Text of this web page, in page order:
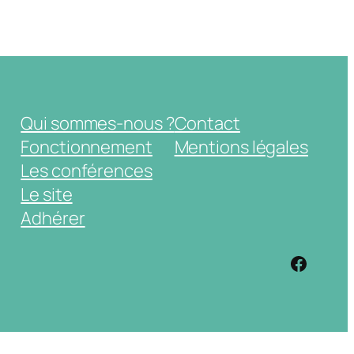
Qui sommes-nous ?
Fonctionnement
Les conférences
Le site
Adhérer
Contact
Mentions légales